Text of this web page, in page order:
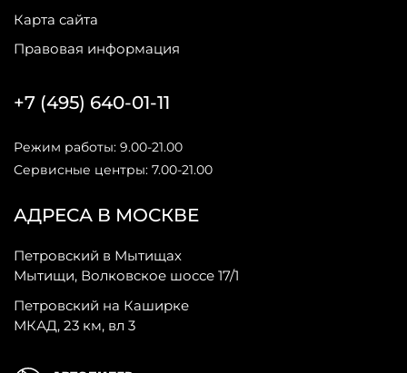
Карта сайта
Правовая информация
АДРЕСА В МОСКВЕ
Петровский в Мытищах
Мытищи, Волковское шоссе 17/1
Петровский на Каширке
МКАД, 23 км, вл 3
+7 (495) 640-01-11
Режим работы: 9.00-21.00
Сервисные центры: 7.00-21.00